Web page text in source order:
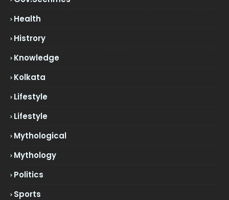
Health
Histrory
Knowledge
Kolkata
Lifestyle
Lifestyle
Mythological
Mythology
Politics
Sports